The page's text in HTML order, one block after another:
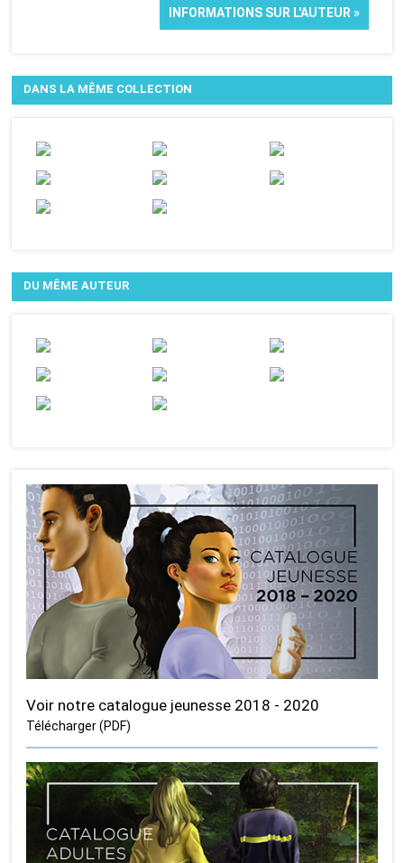
INFORMATIONS SUR L'AUTEUR »
DANS LA MÊME COLLECTION
DU MÊME AUTEUR
Voir notre catalogue jeunesse 2018 - 2020
Télécharger (PDF)